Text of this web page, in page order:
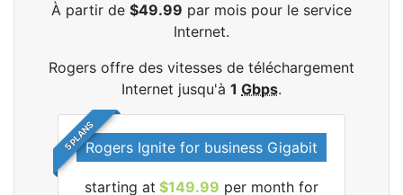
À partir de $49.99 par mois pour le service
Internet.
Rogers offre des vitesses de téléchargement
Internet jusqu'à 1 Gbps.
5 PLANSRogers Ignite for business Gigabit
starting at $149.99 per month for